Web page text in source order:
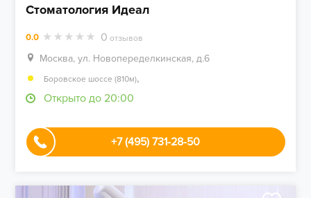
Стоматология Идеал
0.0 0 отзывов
Москва, ул. Новопеределкинская, д.6
Боровское шоссе (810м),
Открыто до 20:00
+7 (495) 731-28-50